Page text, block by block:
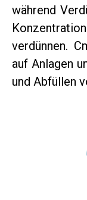
während
verdünnen.
auf Anlagen
und Abfüllen